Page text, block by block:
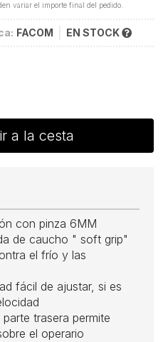
variar el importe final del pedido.
FACOM EN STOCK
a la cesta
con pinza 6MM
de caucho " soft grip"
el frío y las
fácil de ajustar, si es
trasera permite
el operario